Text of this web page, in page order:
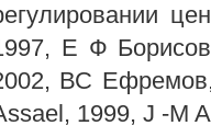
Е Ф
ВС
1999, J -M